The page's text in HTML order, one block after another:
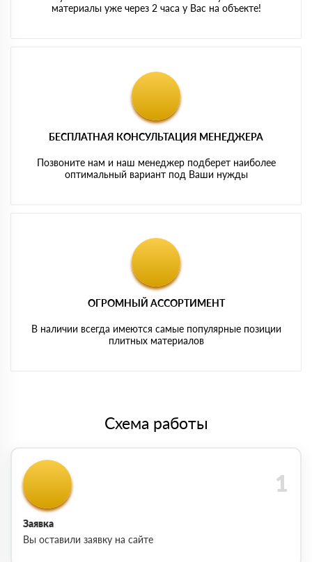
материалы уже через 2 часа у Вас на объекте!
БЕСПЛАТНАЯ КОНСУЛЬТАЦИЯ МЕНЕДЖЕРА
Позвоните нам и наш менеджер подберет наиболее
оптимальный вариант под Ваши нужды
ОГРОМНЫЙ АССОРТИМЕНТ
В наличии всегда имеются самые популярные позиции
плитных материалов
Схема работы
Заявка
Вы оставили заявку на сайте